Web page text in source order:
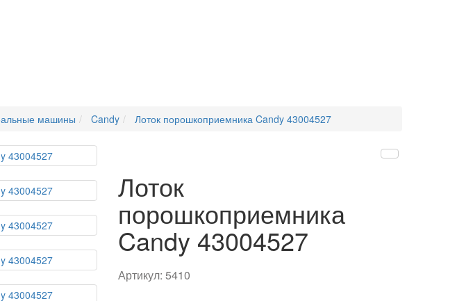
машины Candy Лоток порошкоприемника Candy 43004527
Лоток
порошкоприемника
Candy 43004527
Артикул:5410